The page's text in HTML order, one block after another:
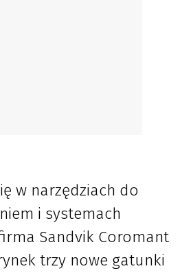
w narzędziach do
i systemach
Sandvik Coromant
trzy nowe gatunki